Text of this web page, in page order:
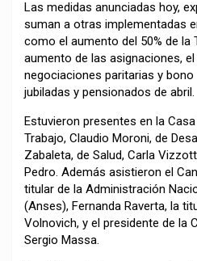
Las medidas anunciadas hoy,
suman a otras implementadas
como el aumento del 50% de la
aumento de las asignaciones,
negociaciones paritarias y bono
jubiladas y pensionados de abril.
Estuvieron presentes en la
Trabajo, Claudio Moroni, de
Zabaleta, de Salud, Carla
Pedro. Además asistieron el
titular de la Administración
(Anses), Fernanda Raverta, la
Volnovich, y el presidente de la
Sergio Massa.